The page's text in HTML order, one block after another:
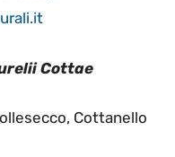
Cottae
Cottanello